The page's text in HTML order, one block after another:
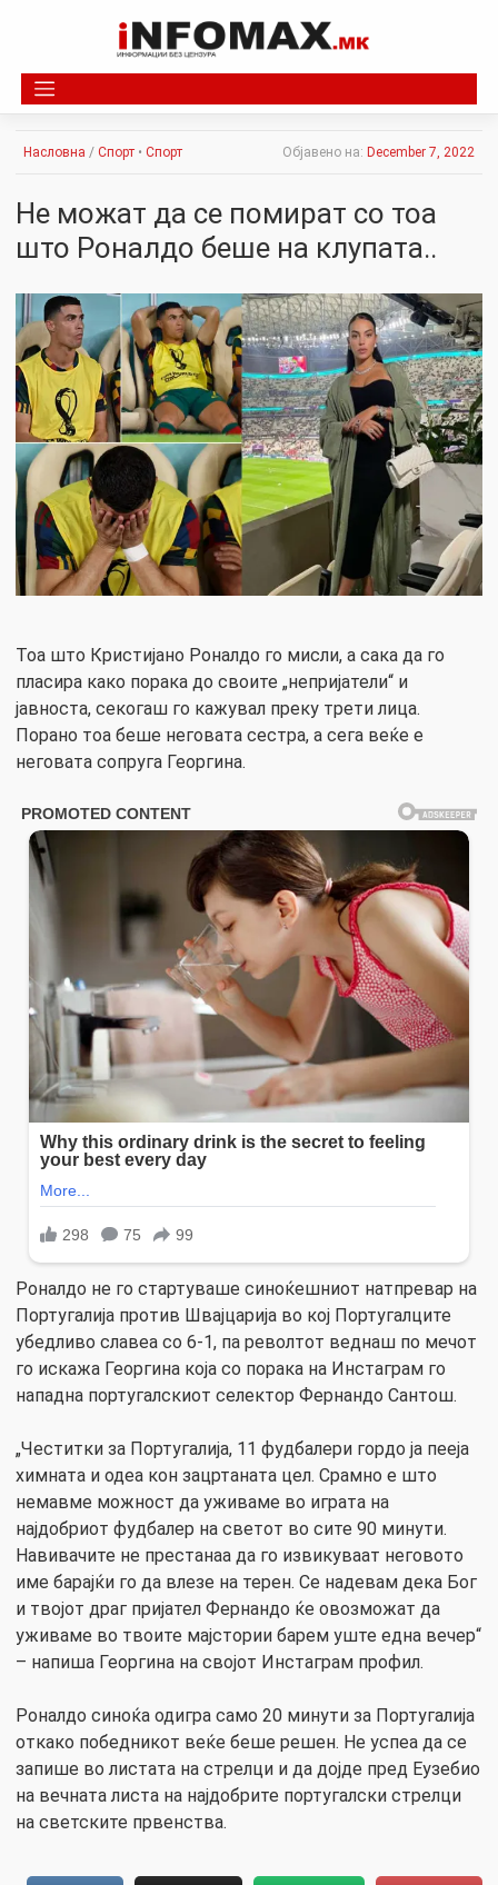
Насловна / Спорт • Спорт Објавено на: December 7, 2022
Не можат да се помират со тоа
што Роналдо беше на клупата..
Тоа што Кристијано Роналдо го мисли, а сака да го
пласира како порака до своите „непријатели“ и
јавноста, секогаш го кажувал преку трети лица.
Порано тоа беше неговата сестра, а сега веќе е
неговата сопруга Георгина.
Роналдо не го стартуваше синоќешниот натпревар на
Португалија против Швајцарија во кој Португалците
убедливо славеа со 6-1, па револтот веднаш по мечот
го искажа Георгина која со порака на Инстаграм го
нападна португалскиот селектор Фернандо Сантош.
„Честитки за Португалија, 11 фудбалери гордо ја пееја
химната и одеа кон зацртаната цел. Срамно е што
немавме можност да уживаме во играта на
најдобриот фудбалер на светот во сите 90 минути.
Навивачите не престанаа да го извикуваат неговото
име барајќи го да влезе на терен. Се надевам дека Бог
и твојот драг пријател Фернандо ќе овозможат да
уживаме во твоите мајстории барем уште една вечер“
– напиша Георгина на својот Инстаграм профил.
Роналдо синоќа одигра само 20 минути за Португалија
откако победникот веќе беше решен. Не успеа да се
запише во листата на стрелци и да дојде пред Еузебио
на вечната листа на најдобрите португалски стрелци
на светските првенства.